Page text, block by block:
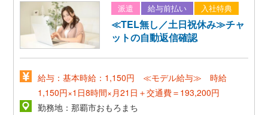
派遣 給与前払い 入社特典
≪TEL無し／土日祝休み≫チャ
ットの自動返信確認
給与：基本時給：1,150円 ≪モデル給与≫ 時給
1,150円×1日8時間×月21日＋交通費＝193,200円
勤務地：那覇市おもろまち